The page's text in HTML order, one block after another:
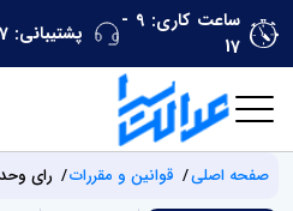
ساعت کاری: 9 -
17
پشتیبانی:
صفحه اصلی قوانین و مقررات رای وحدت‌ رویه شماره